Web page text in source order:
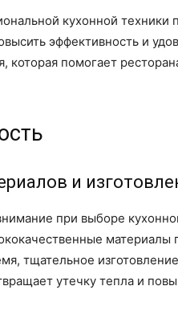
кухонной техники
эффективность и
которая помогает
и
при выборе
материалы
тщательное
утечку тепла и